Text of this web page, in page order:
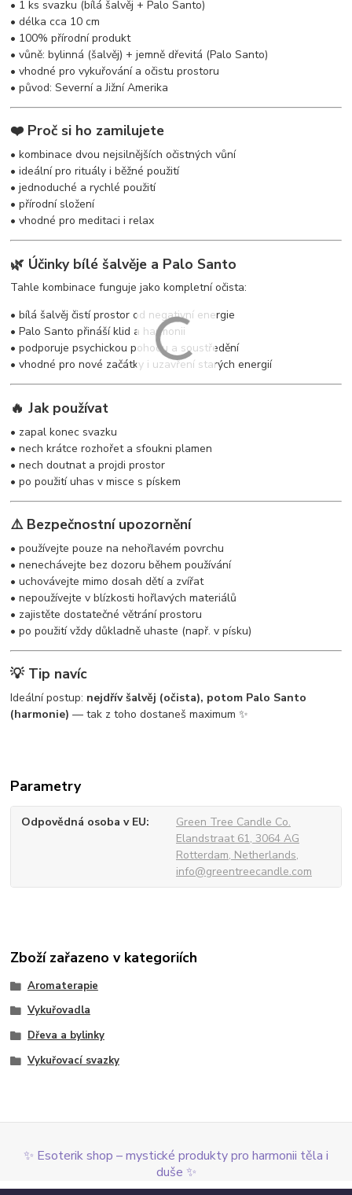
• 1 ks svazku (bílá šalvěj + Palo Santo)
• délka cca 10 cm
• 100% přírodní produkt
• vůně: bylinná (šalvěj) + jemně dřevitá (Palo Santo)
• vhodné pro vykuřování a očistu prostoru
• původ: Severní a Jižní Amerika
❤️ Proč si ho zamilujete
• kombinace dvou nejsilnějších očistných vůní
• ideální pro rituály i běžné použití
• jednoduché a rychlé použití
• přírodní složení
• vhodné pro meditaci i relax
🌿 Účinky bílé šalvěje a Palo Santo
Tahle kombinace funguje jako kompletní očista:
• bílá šalvěj čistí prostor od negativní energie
• Palo Santo přináší klid a harmonii
• podporuje psychickou pohodu a soustředění
• vhodné pro nové začátky i uzavření starých energií
🔥 Jak používat
• zapal konec svazku
• nech krátce rozhořet a sfoukni plamen
• nech doutnat a projdi prostor
• po použití uhas v misce s pískem
⚠️ Bezpečnostní upozornění
• používejte pouze na nehořlavém povrchu
• nenechávejte bez dozoru během používání
• uchovávejte mimo dosah dětí a zvířat
• nepoužívejte v blízkosti hořlavých materiálů
• zajistěte dostatečné větrání prostoru
• po použití vždy důkladně uhaste (např. v písku)
💡 Tip navíc
Ideální postup: nejdřív šalvěj (očista), potom Palo Santo
(harmonie) — tak z toho dostaneš maximum ✨
Parametry
Odpovědná osoba v EU
Green Tree Candle Co.
Elandstraat 61, 3064 AG
Rotterdam, Netherlands,
info@greentreecandle.com
Zboží zařazeno v kategoriích
Aromaterapie
Vykuřovadla
Dřeva a bylinky
Vykuřovací svazky
✨ Esoterik shop – mystické produkty pro harmonii těla i
duše ✨